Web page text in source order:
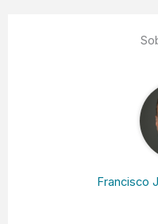
Francisco